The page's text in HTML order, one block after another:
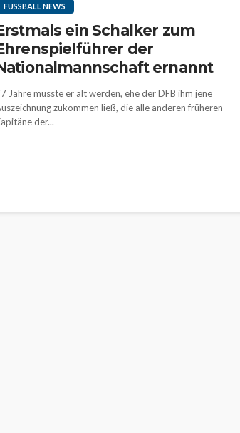
FUSSBALL NEWS
ein Schalker zum
der
ernannt
Jahre musste er alt werden, ehe der DFB ihm jene
zukommen ließ, die alle anderen früheren
der...